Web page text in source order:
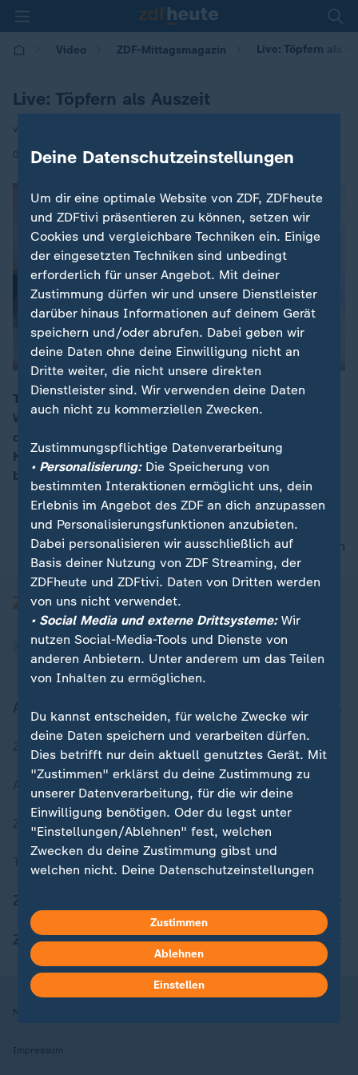
Video ZDF-Mittagsmagazin Live: Töpfern als
Live: Töpfern als Auszeit
von Luisa Houben
02.06.2026 | 12:00
Töpfern gibt dem Kopf eine Auszeit aus der digitalen
Welt - vielleicht erfreut sich das Handwerk gerade
deshalb aktuell so großer Beliebtheit. In Töpfer- und
Keramikkursen wird das benötigte Know-How
beigebracht.
nach oben
Aktuell bei ZDFheute
Zuletzt veröffentlicht
Aktuelle Sendungs-Videos
ZDFheute Stories
Themen im Überblick
ZDFheute Apps
Nutzungsbedingungen
Impressum
Deine Datenschutzeinstellungen
Um dir eine optimale Website von ZDF, ZDFheute
und ZDFtivi präsentieren zu können, setzen wir
Cookies und vergleichbare Techniken ein. Einige
der eingesetzten Techniken sind unbedingt
erforderlich für unser Angebot. Mit deiner
Zustimmung dürfen wir und unsere Dienstleister
darüber hinaus Informationen auf deinem Gerät
speichern und/oder abrufen. Dabei geben wir
deine Daten ohne deine Einwilligung nicht an
Dritte weiter, die nicht unsere direkten
Dienstleister sind. Wir verwenden deine Daten
auch nicht zu kommerziellen Zwecken.
Zustimmungspflichtige Datenverarbeitung
• Personalisierung:Die Speicherung von
bestimmten Interaktionen ermöglicht uns, dein
Erlebnis im Angebot des ZDF an dich anzupassen
und Personalisierungsfunktionen anzubieten.
Dabei personalisieren wir ausschließlich auf
Basis deiner Nutzung von ZDF Streaming, der
ZDFheute und ZDFtivi. Daten von Dritten werden
von uns nicht verwendet.
• Social Media und externe Drittsysteme:Wir
nutzen Social-Media-Tools und Dienste von
anderen Anbietern. Unter anderem um das Teilen
von Inhalten zu ermöglichen.
Du kannst entscheiden, für welche Zwecke wir
deine Daten speichern und verarbeiten dürfen.
Dies betrifft nur dein aktuell genutztes Gerät. Mit
"Zustimmen" erklärst du deine Zustimmung zu
unserer Datenverarbeitung, für die wir deine
Einwilligung benötigen. Oder du legst unter
"Einstellungen/Ablehnen" fest, welchen
Zwecken du deine Zustimmung gibst und
welchen nicht. Deine Datenschutzeinstellungen
in deinen Einstellungen widerrufen oder ändern.
Hier findest du das Impressum.
Weitere Informationen findest du in unserer
Datenschutzerklärung.
Zustimmen
Ablehnen
Einstellen